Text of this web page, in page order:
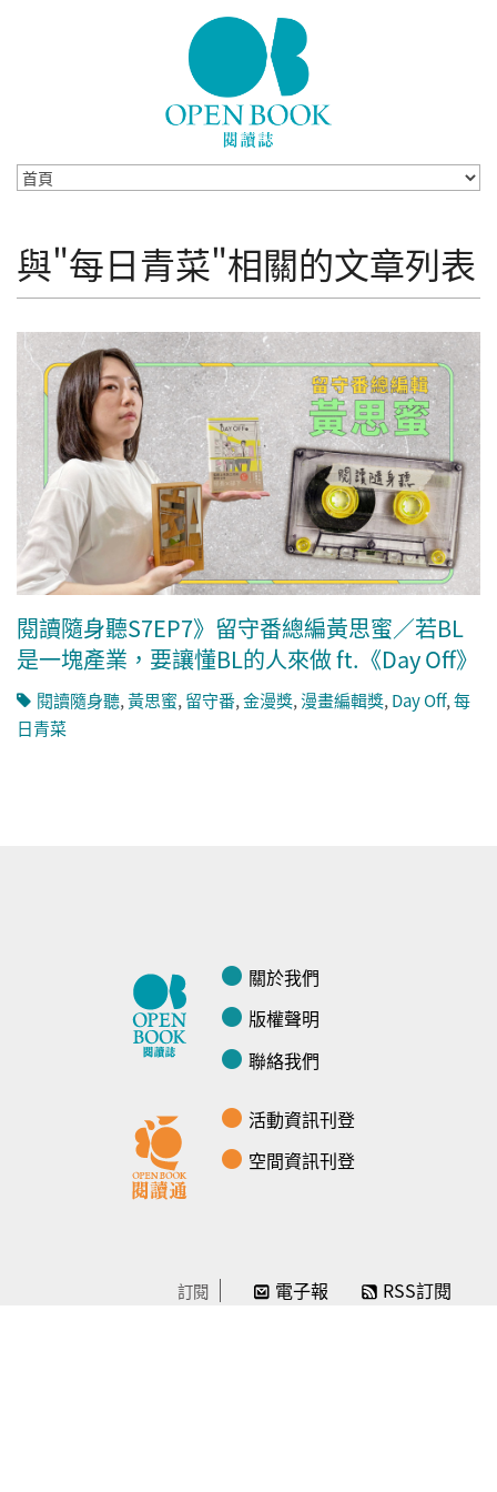
與"每日青菜"相關的文章列表
閱讀隨身聽S7EP7》留守番總編黃思蜜／若BL
是一塊產業，要讓懂BL的人來做 ft.《Day Off》
閱讀隨身聽,黃思蜜,留守番,金漫獎,漫畫編輯獎,Day Off,每
日青菜
關於我們
版權聲明
聯絡我們
活動資訊刊登
空間資訊刊登
訂閱 電子報 RSS訂閱